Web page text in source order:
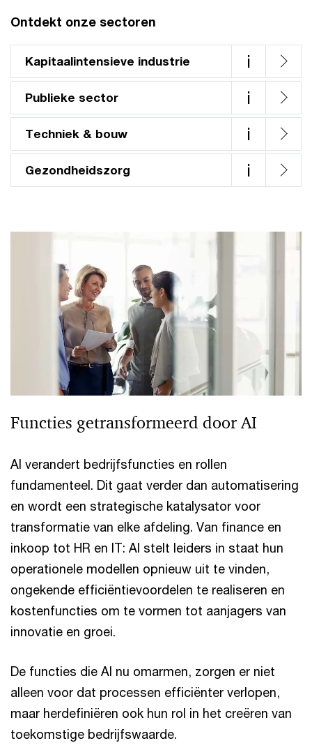
Ontdekt onze sectoren
Kapitaalintensieve industrie i
Publieke sector i
Techniek & bouw i
Gezondheidszorg i
Functies getransformeerd door AI
AI verandert bedrijfsfuncties en rollen
fundamenteel. Dit gaat verder dan automatisering
en wordt een strategische katalysator voor
transformatie van elke afdeling. Van finance en
inkoop tot HR en IT: AI stelt leiders in staat hun
operationele modellen opnieuw uit te vinden,
ongekende efficiëntievoordelen te realiseren en
kostenfuncties om te vormen tot aanjagers van
innovatie en groei.
De functies die AI nu omarmen, zorgen er niet
alleen voor dat processen efficiënter verlopen,
maar herdefiniëren ook hun rol in het creëren van
toekomstige bedrijfswaarde.